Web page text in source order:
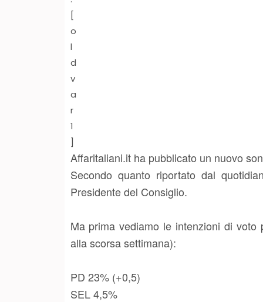
[
o
l
d
v
a
r
1
]
Affaritaliani.it ha pubblicato un nuovo
Secondo quanto riportato dal
Presidente del Consiglio.
Ma prima vediamo le intenzioni di
alla scorsa settimana):
PD 23% (+0,5)
SEL 4,5%